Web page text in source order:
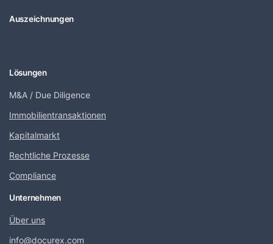
Auszeichnungen
Lösungen
M&A / Due Diligence
Immobilientransaktionen
Kapitalmarkt
Rechtliche Prozesse
Compliance
Unternehmen
Über uns
info@docurex.com